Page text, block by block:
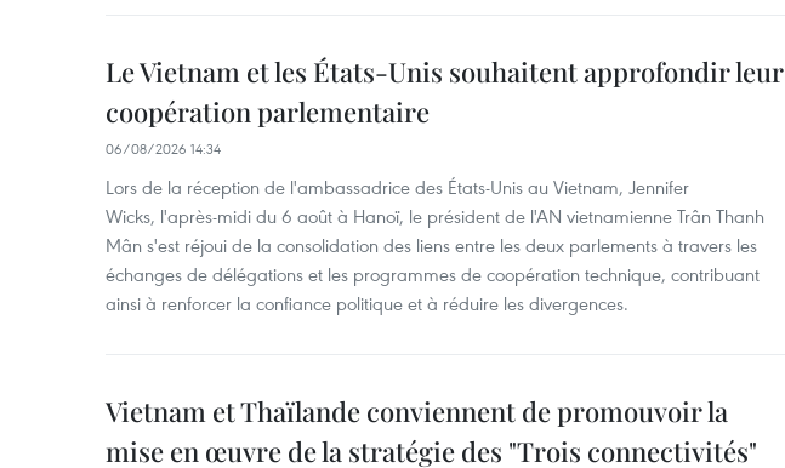
Le Vietnam et les États-Unis souhaitent approfondir leur
coopération parlementaire
06/08/2026 14:34
Lors de la réception de l'ambassadrice des États-Unis au Vietnam, Jennifer
Wicks, l'après-midi du 6 août à Hanoï, le président de l'AN vietnamienne Trân Thanh
Mân s'est réjoui de la consolidation des liens entre les deux parlements à travers les
échanges de délégations et les programmes de coopération technique, contribuant
ainsi à renforcer la confiance politique et à réduire les divergences.
Vietnam et Thaïlande conviennent de promouvoir la
mise en œuvre de la stratégie des "Trois connectivités"